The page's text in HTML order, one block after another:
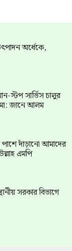
অর্ধেকে,
স্টপ সার্ভিস চালুর
জানে আলম
পাশে দাঁড়ানো আমাদের
এমপি
সরকার বিভাগে